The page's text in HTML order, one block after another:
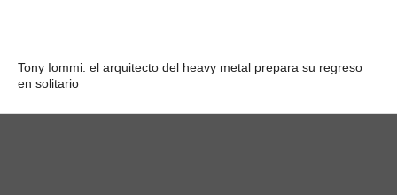
Tony Iommi: el arquitecto del heavy metal prepara su regreso
en solitario